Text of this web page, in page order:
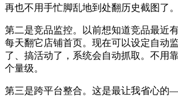
再也不用手忙脚乱地到处翻历史截图了。
第二是竞品监控。以前想知道竞品最近
每天翻它店铺首页。现在可以设定自动
了、搞活动了，系统会自动抓取。不用
个量级。
第三是跨平台整合。这是最让我省心